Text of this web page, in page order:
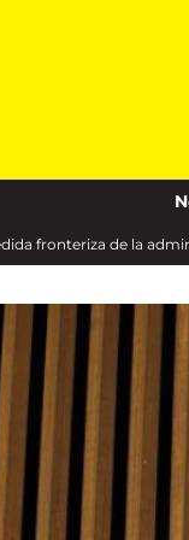
fronteriza de la